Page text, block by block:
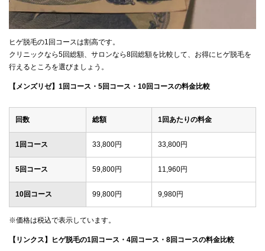
ヒゲ脱毛の1回コースは割高です。
クリニックなら5回総額、サロンなら8回総額を比較して、お得にヒゲ脱毛を
行えるところを選びましょう。
【メンズリゼ】1回コース・5回コース・10回コースの料金比較
回数 総額 1回あたりの料金
1回コース 33,800円 33,800円
5回コース 59,800円 11,960円
10回コース 99,800円 9,980円
※価格は税込で表示しています。
【リンクス】ヒゲ脱毛の1回コース・4回コース・8回コースの料金比較